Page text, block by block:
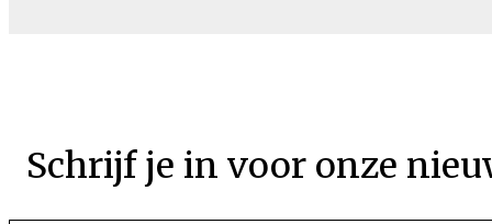
Schrijf je in voor onze